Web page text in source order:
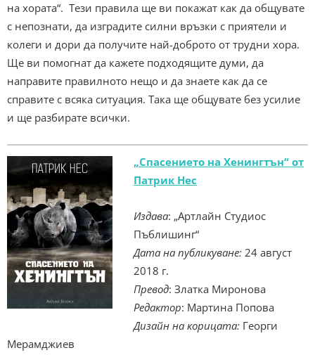
на хората“. Тези правила ще ви покажат как да общувате
с непознати, да изградите силни връзки с приятели и
колеги и дори да получите най-доброто от трудни хора.
Ще ви помогнат да кажете подходящите думи, да
направите правилното нещо и да знаете как да се
справите с всяка ситуация. Така ще общувате без усилие
и ще разбирате всички.
„Спасението на Хенингтън“ от
Патрик Нес
Издава: „Артлайн Студиос
Пъблишинг“
Дата на публикуване: 24 август
2018 г.
Превод: Златка Миронова
Редактор: Мартина Попова
Дизайн на корицата: Георги
Мерамджиев